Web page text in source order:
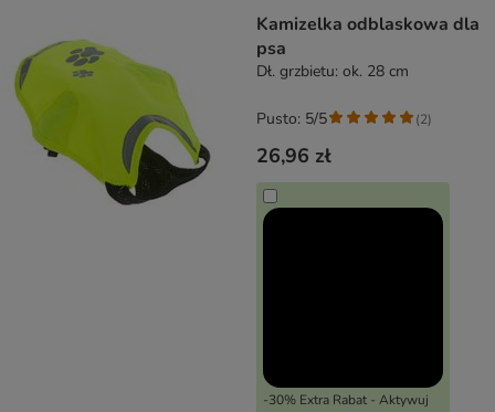
Kamizelka odblaskowa dla
psa
Dł. grzbietu: ok. 28 cm
26,96 zł
-30% Extra Rabat - Aktywuj
Pusto: 5/5 (2)